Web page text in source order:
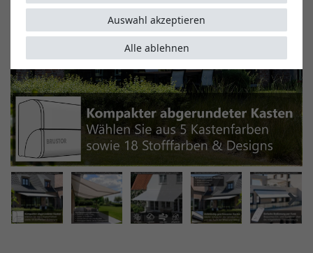
Alle ablehnen
Auswahl akzeptieren